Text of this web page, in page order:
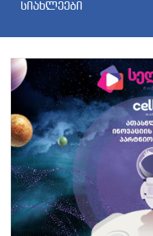
სიახლეები